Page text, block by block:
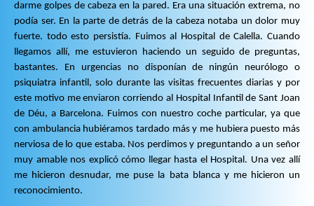
darme golpes de cabeza en la pared. Era una situación extrema, no
podía ser. En la parte de detrás de la cabeza notaba un dolor muy
fuerte. todo esto persistía. Fuimos al Hospital de Calella. Cuando
llegamos allí, me estuvieron haciendo un seguido de preguntas,
bastantes. En urgencias no disponían de ningún neurólogo o
psiquiatra infantil, solo durante las visitas frecuentes diarias y por
este motivo me enviaron corriendo al Hospital Infantil de Sant Joan
de Déu, a Barcelona. Fuimos con nuestro coche particular, ya que
con ambulancia hubiéramos tardado más y me hubiera puesto más
nerviosa de lo que estaba. Nos perdimos y preguntando a un señor
muy amable nos explicó cómo llegar hasta el Hospital. Una vez allí
me hicieron desnudar, me puse la bata blanca y me hicieron un
reconocimiento.